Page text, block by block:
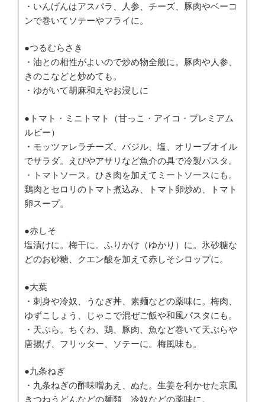
・いんげんはアスパラ、人参、チーズ、豚肉やベーコ
ンで巻いてソテーやフライに。
●つるむらさき
・油との相性がよいので炒め物全般に。豚肉や人参、
きのこなどと炒めても。
・ゆがいて胡麻和えやお浸しに
●トマト・ミニトマト（甘っこ・アイコ・プレミアム
ルビー）
・モッツァレラチーズ、バジル、塩、オリーブオイル
でサラダ。えびやアサリなど魚介の具で冷製パスタ。
・トマトソース。ひき肉を加えてミートソースにも。
鶏肉とセロリのトマト煮込み、トマト卵炒め、トマト
卵スープ。
●赤しそ
塩漬けに。梅干に。ふりかけ（ゆかり）に。氷砂糖な
どのお砂糖、クエン酸を加えて赤しそシロップに。
●大葉
・刺身や冷奴、うなぎ丼、素麺などの薬味に。梅肉、
ゆずこしょう、じゃこで混ぜご飯や和風パスタにも。
・天ぷら。ちくわ、鶏、豚肉、魚など巻いて天ぷらや
唐揚げ、フリッター、ソテーに。梅風味も。
●九条ねぎ
・九条ねぎの酢味噌あえ、ぬた。生姜を利かせた京風
きつねうどんなどの麺類、冷奴などの薬味に。